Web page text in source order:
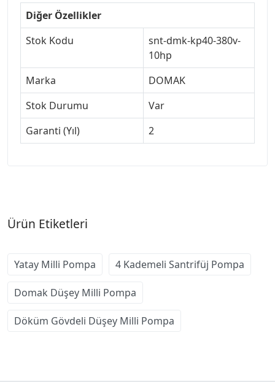
Diğer Özellikler
Stok Kodu
snt-dmk-kp40-380v-
10hp
Marka
DOMAK
Stok Durumu
Var
Garanti (Yıl)
2
Ürün Etiketleri
Yatay Milli Pompa 4 Kademeli Santrifüj Pompa
Domak Düşey Milli Pompa
Döküm Gövdeli Düşey Milli Pompa